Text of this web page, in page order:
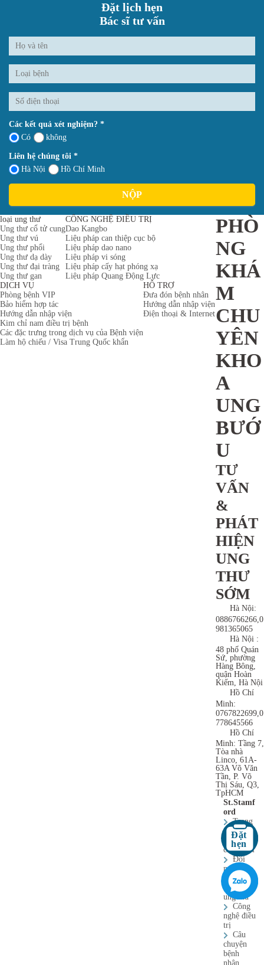
Đặt lịch hẹn
Bác sĩ tư vấn
Các kết quả xét nghiệm? *
Có
không
Liên hệ chúng tôi *
Hà Nội
Hồ Chí Minh
NỘP
loại ung thư
Ung thư cổ tử cung
Ung thư vú
Ung thư phổi
Ung thư dạ dày
Ung thư đại tràng
Ung thư gan
CÔNG NGHỆ ĐIỀU TRỊ
Dao Kangbo
Liệu pháp can thiệp cục bộ
Liệu pháp dao nano
Liệu pháp vi sóng
Liệu pháp cấy hạt phóng xạ
Liệu pháp Quang Động Lực
DỊCH VỤ
Phòng bệnh VIP
Bảo hiểm hợp tác
Hướng dẫn nhập viện
Kim chỉ nam điều trị bệnh
Các đặc trưng trong dịch vụ của Bệnh viện
Làm hộ chiếu / Visa Trung Quốc khẩn
HỖ TRỢ
Đưa đón bệnh nhân
Hướng dẫn nhập viện
Điện thoại & Internet
PHÒ
NG
KHÁ
M
CHU
YÊN
KHO
A
UNG
BƯỚ
U
TƯ
VẤN
&
PHÁT
HIỆN
UNG
THƯ
SỚM
Hà Nội:
0886766266,0
981365065
Hà Nội :
48 phố Quán
Sứ, phường
Hàng Bông,
quận Hoàn
Kiếm, Hà Nội
Hồ Chí
Minh:
0767822699,0
778645566
Hồ Chí
Minh: Tầng 7,
Tòa nhà
Linco, 61A-
63A Võ Văn
Tần, P. Võ
Thị Sáu, Q3,
TpHCM
St.Stamf
ord
Trang
chủ
về
chúng tôi
Đội
ngũ bác
sĩ
ung thư
Công
nghệ điều
trị
Câu
chuyện
bệnh
nhân